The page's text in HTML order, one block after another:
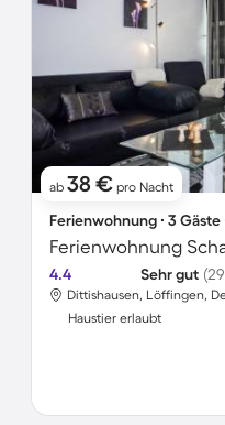
ab 38 € pro Nacht
Ferienwohnung ∙ 3 Gäste
Ferienwohnung
4.4 Sehr gut
Dittishausen, Löffingen,
Haustier erlaubt